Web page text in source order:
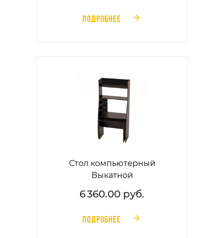
ПОДРОБНЕЕ 󰁔
Стол компьютерный
Выкатной
6 360.00 руб.
ПОДРОБНЕЕ 󰁔